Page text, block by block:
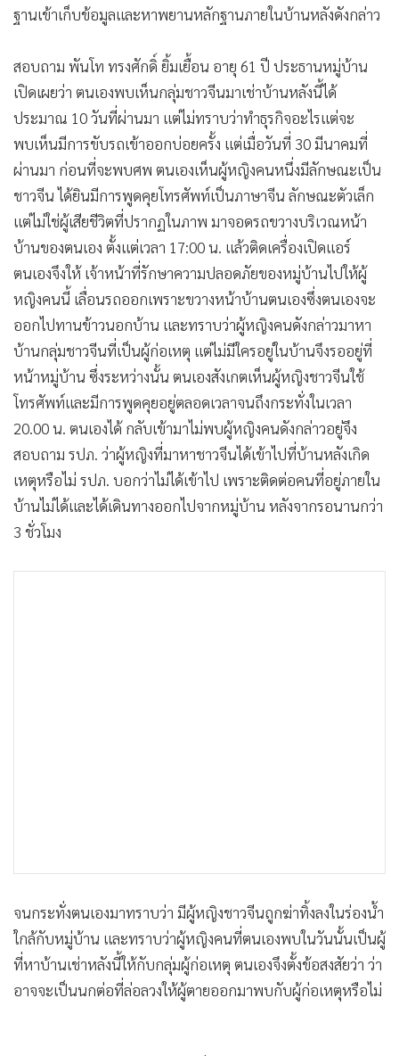
• กองทุนรวม
• Factcheck
• ญี่ปุ่น
• News1
• Gotomanager
ฐานเข้าเก็บข้อมูลและหาพยานหลักฐานภายในบ้านหลังดังกล่าว
สอบถาม พันโท ทรงศักดิ์ ยิ้มเยื้อน อายุ 61 ปี ประธานหมู่บ้าน
เปิดเผยว่า ตนเองพบเห็นกลุ่มชาวจีนมาเช่าบ้านหลังนี้ได้
ประมาณ 10 วันที่ผ่านมา แต่ไม่ทราบว่าทำธุรกิจอะไรแต่จะ
พบเห็นมีการขับรถเข้าออกบ่อยครั้ง แต่เมื่อวันที่ 30 มีนาคมที่
ผ่านมา ก่อนที่จะพบศพ ตนเองเห็นผู้หญิงคนหนึ่งมีลักษณะเป็น
ชาวจีน ได้ยินมีการพูดคุยโทรศัพท์เป็นภาษาจีน ลักษณะตัวเล็ก
แต่ไม่ใช่ผู้เสียชีวิตที่ปรากฏในภาพ มาจอดรถขวางบริเวณหน้า
บ้านของตนเอง ตั้งแต่เวลา 17:00 น. แล้วติดเครื่องเปิดแอร์
ตนเองจึงให้ เจ้าหน้าที่รักษาความปลอดภัยของหมู่บ้านไปให้ผู้
หญิงคนนี้ เลื่อนรถออกเพราะขวางหน้าบ้านตนเองซึ่งตนเองจะ
ออกไปทานข้าวนอกบ้าน และทราบว่าผู้หญิงคนดังกล่าวมาหา
บ้านกลุ่มชาวจีนที่เป็นผู้ก่อเหตุ แต่ไม่มีใครอยู่ในบ้านจึงรออยู่ที่
หน้าหมู่บ้าน ซึ่งระหว่างนั้น ตนเองสังเกตเห็นผู้หญิงชาวจีนใช้
โทรศัพท์และมีการพูดคุยอยู่ตลอดเวลาจนถึงกระทั่งในเวลา
20.00 น. ตนเองได้ กลับเข้ามาไม่พบผู้หญิงคนดังกล่าวอยู่จึง
สอบถาม รปภ. ว่าผู้หญิงที่มาหาชาวจีนได้เข้าไปที่บ้านหลังเกิด
เหตุหรือไม่ รปภ. บอกว่าไม่ได้เข้าไป เพราะติดต่อคนที่อยู่ภายใน
บ้านไม่ได้และได้เดินทางออกไปจากหมู่บ้าน หลังจากรอนานกว่า
3 ชั่วโมง
จนกระทั่งตนเองมาทราบว่า มีผู้หญิงชาวจีนถูกฆ่าทิ้งลงในร่องน้ำ
ใกล้กับหมู่บ้าน และทราบว่าผู้หญิงคนที่ตนเองพบในวันนั้นเป็นผู้
ที่หาบ้านเช่าหลังนี้ให้กับกลุ่มผู้ก่อเหตุ ตนเองจึงตั้งข้อสงสัยว่า ว่า
อาจจะเป็นนกต่อที่ล่อลวงให้ผู้ตายออกมาพบกับผู้ก่อเหตุหรือไม่